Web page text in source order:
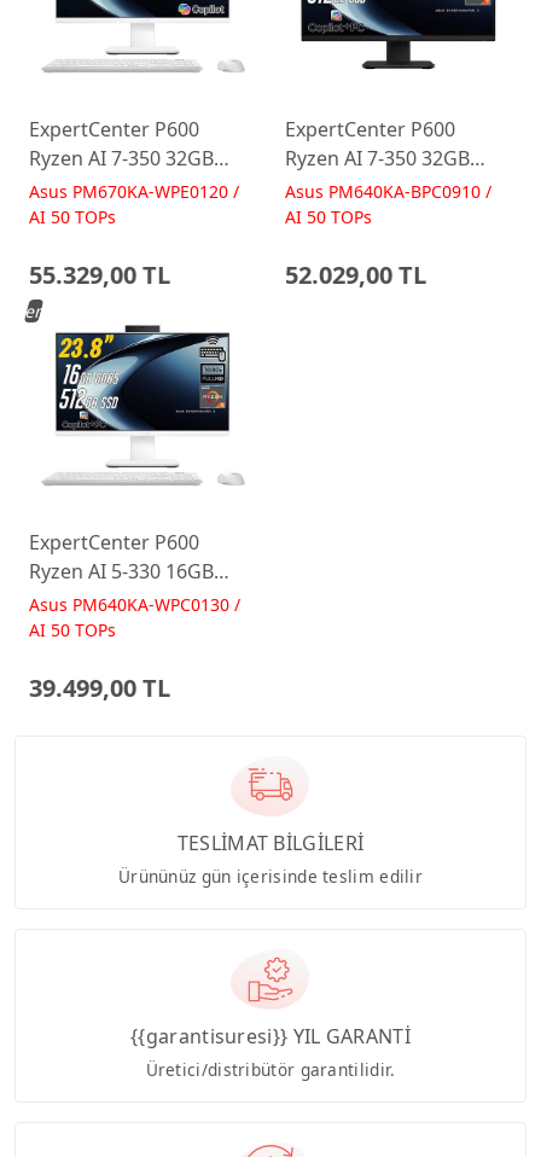
ExpertCenter P600
Ryzen AI 7-350 32GB
512GB 27 FreeDos Beyaz
AI-Powered AIO
Asus PM670KA-WPE0120 /
AI 50 TOPs
55.329,00 TL
ExpertCenter P600
Ryzen AI 7-350 32GB
512GB 23.8 FreeDos
Siyah AI-Powered AIO
Asus PM640KA-BPC0910 /
AI 50 TOPs
52.029,00 TL
ExpertCenter P600
Ryzen AI 5-330 16GB
512GB 23.8 FreeDos
Beyaz AI-Powered AIO
Asus PM640KA-WPC0130 /
AI 50 TOPs
39.499,00 TL
Yeni
TESLİMAT BİLGİLERİ
Ürününüz gün içerisinde teslim edilir
{{garantisuresi}} YIL GARANTİ
Üretici/distribütör garantilidir.